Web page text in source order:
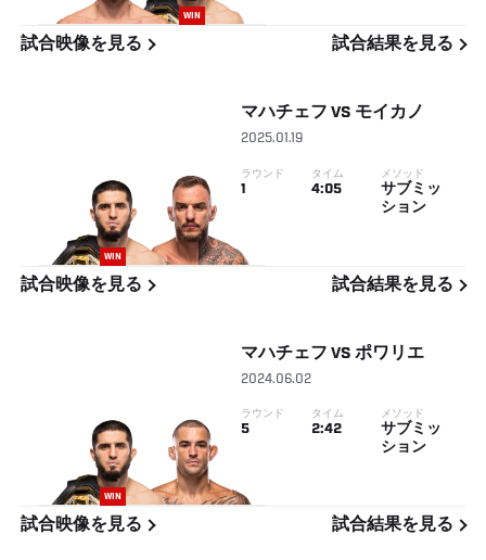
WIN
試合映像を見る 試合結果を見る
WIN
マハチェフ VS モイカノ
2025.01.19
ラウンド
1
タイム
4:05
メソッド
サブミッ
ション
試合映像を見る 試合結果を見る
WIN
マハチェフ VS ポワリエ
2024.06.02
ラウンド
5
タイム
2:42
メソッド
サブミッ
ション
試合映像を見る 試合結果を見る